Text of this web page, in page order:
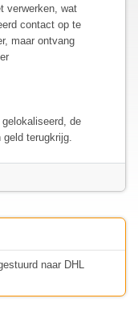
verwerken, wat
contact op te
maar ontvang
de
terugkrijg.
naar DHL